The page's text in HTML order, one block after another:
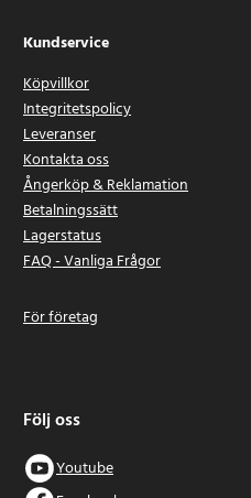
Kundservice
Köpvillkor
Integritetspolicy
Leveranser
Kontakta oss
Ångerköp & Reklamation
Betalningssätt
Lagerstatus
FAQ - Vanliga Frågor
För företag
Följ oss
Youtube